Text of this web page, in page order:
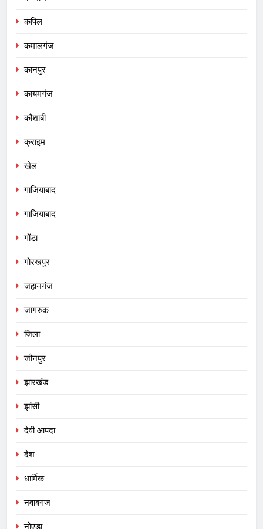
कंपिल
कमालगंज
कानपुर
कायमगंज
कौशांबी
क्राइम
खेल
गाजियाबाद
गाजियाबाद
गोंडा
गोरखपुर
जहानगंज
जागरुक
जिला
जौनपुर
झारखंड
झांसी
देवी आपदा
देश
धार्मिक
नवाबगंज
नोएडा